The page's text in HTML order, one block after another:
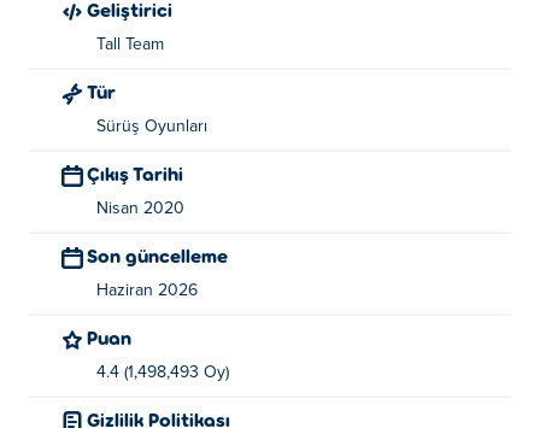
Geliştirici
Tall Team
Tür
Sürüş Oyunları
Çıkış Tarihi
Nisan 2020
Son güncelleme
Haziran 2026
Puan
4.4 (1,498,493 Oy)
Gizlilik Politikası